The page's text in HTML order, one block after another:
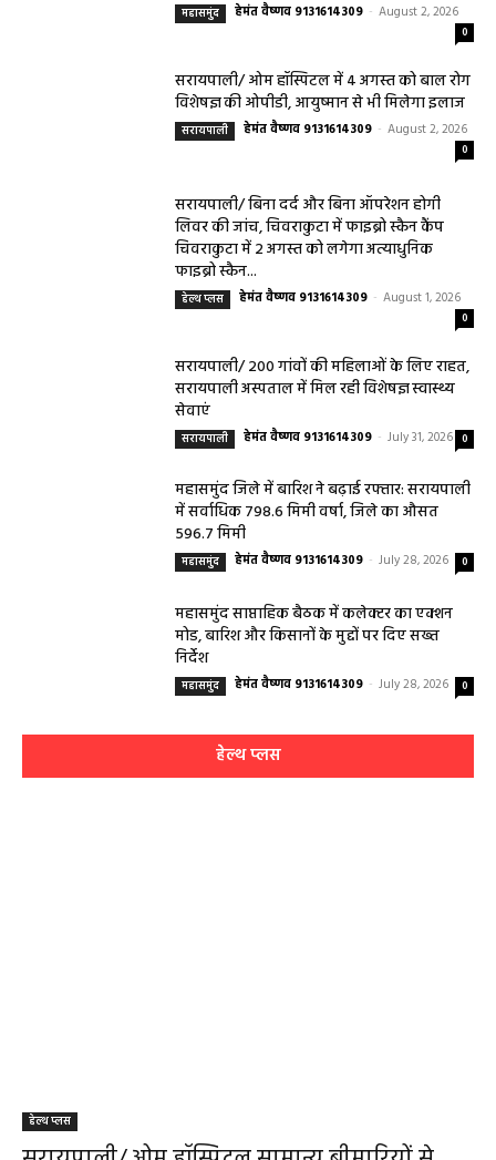
महासमुंद हेमंत वैष्णव 9131614309 - August 2, 2026
0
सरायपाली/ ओम हॉस्पिटल में 4 अगस्त को बाल रोग
विशेषज्ञ की ओपीडी, आयुष्मान से भी मिलेगा इलाज
सरायपाली हेमंत वैष्णव 9131614309 - August 2, 2026
0
सरायपाली/ बिना दर्द और बिना ऑपरेशन होगी
लिवर की जांच, चिवराकुटा में फाइब्रो स्कैन कैंप
चिवराकुटा में 2 अगस्त को लगेगा अत्याधुनिक
फाइब्रो स्कैन...
हेल्थ प्लस हेमंत वैष्णव 9131614309 - August 1, 2026
0
सरायपाली/ 200 गांवों की महिलाओं के लिए राहत,
सरायपाली अस्पताल में मिल रही विशेषज्ञ स्वास्थ्य
सेवाएं
सरायपाली हेमंत वैष्णव 9131614309 - July 31, 2026 0
महासमुंद जिले में बारिश ने बढ़ाई रफ्तार: सरायपाली
में सर्वाधिक 798.6 मिमी वर्षा, जिले का औसत
596.7 मिमी
महासमुंद हेमंत वैष्णव 9131614309 - July 28, 2026 0
महासमुंद साप्ताहिक बैठक में कलेक्टर का एक्शन
मोड, बारिश और किसानों के मुद्दों पर दिए सख्त
निर्देश
महासमुंद हेमंत वैष्णव 9131614309 - July 28, 2026 0
हेल्थ प्लस
हेल्थ प्लस